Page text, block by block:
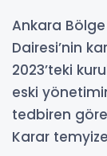
Ankara
Dairesi’nin
2023’teki
eski
tedbiren
Karar